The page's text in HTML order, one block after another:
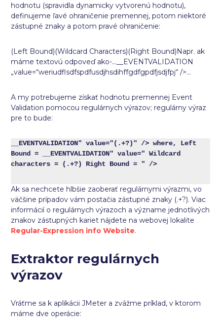
hodnotu (spravidla dynamicky vytvorenú hodnotu),
definujeme ľavé ohraničenie premennej, potom niektoré
zástupné znaky a potom pravé ohraničenie:
(Left Bound)(Wildcard Characters)(Right Bound)Napr. ak
máme textovú odpoveď ako-…__EVENTVALIDATION
„value=“weriudflsdfspdfusdjhsdihffgdfgpdfjsdjfpj“ />…
A my potrebujeme získať hodnotu premennej Event
Validation pomocou regulárnych výrazov; regulárny výraz
pre to bude:
__EVENTVALIDATION" value="(.+?)" /> where, Left
Bound = __EVENTVALIDATION" value=" Wildcard
characters = (.+?) Right Bound = " />
Ak sa nechcete hlbšie zaoberať regulárnymi výrazmi, vo
väčšine prípadov vám postačia zástupné znaky (.+?). Viac
informácií o regulárnych výrazoch a význame jednotlivých
znakov zástupných kariet nájdete na webovej lokalite
Regular-Expression info Website.
Extraktor regulárnych
výrazov
Vráťme sa k aplikácii JMeter a zvážme príklad, v ktorom
máme dve operácie: